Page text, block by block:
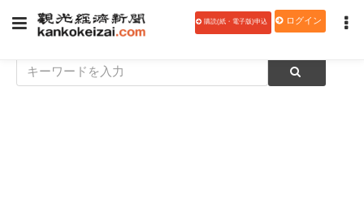
購読(紙・電子版)申込 ログイン